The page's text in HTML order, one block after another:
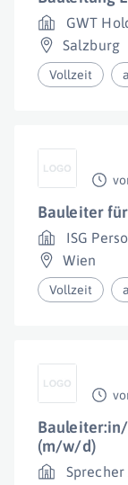
GWT
Salzburg
Vollzeit
Bauleiter
ISG
Wien
Vollzeit
(m/w/d)